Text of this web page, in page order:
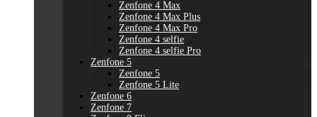
Zenfone 4 Max
Zenfone 4 Max Plus
Zenfone 4 Max Pro
Zenfone 4 selfie
Zenfone 4 selfie Pro
Zenfone 5
Zenfone 5
Zenfone 5 Lite
Zenfone 6
Zenfone 7